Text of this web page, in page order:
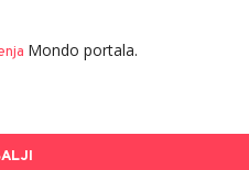
Mondo portala.